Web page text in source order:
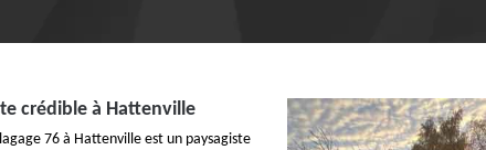
crédible à Hattenville
76 à Hattenville est un paysagiste